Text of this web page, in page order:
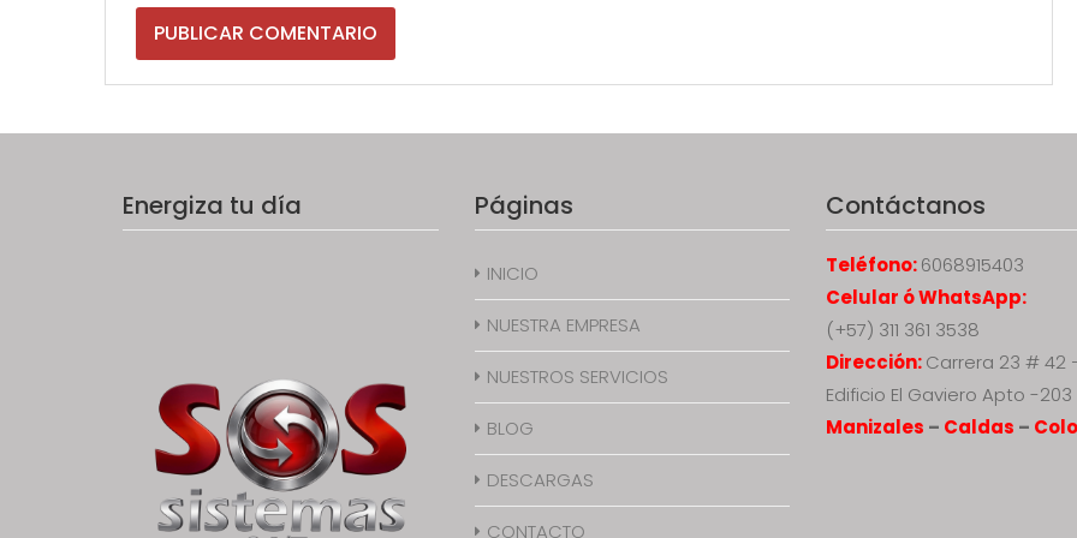
Energiza tu día Páginas
INICIO
NUESTRA EMPRESA
NUESTROS SERVICIOS
BLOG
DESCARGAS
CONTACTO
Contáctanos
Teléfono:6068915403
Celular ó WhatsApp:
(+57) 311 361 3538
Dirección:Carrera 23 # 42
Edificio El Gaviero Apto -203
Manizales – Caldas –